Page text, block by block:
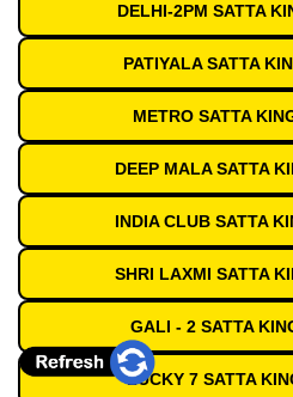
DELHI-2PM SATTA
PATIYALA SATTA
METRO SATTA
DEEP MALA SATTA
INDIA CLUB SATTA
SHRI LAXMI SATTA
GALI - 2 SATTA
LUCKY 7 SATTA